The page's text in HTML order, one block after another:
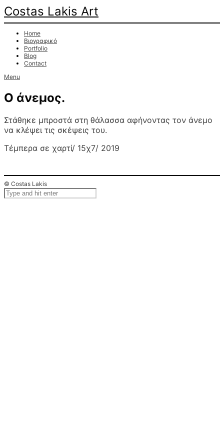
Costas Lakis Art
Home
Βιογραφικό
Portfolio
Blog
Contact
Menu
Ο άνεμος.
Στάθηκε μπροστά στη θάλασσα αφήνοντας τον άνεμο
να κλέψει τις σκέψεις του.
Τέμπερα σε χαρτί/ 15χ7/ 2019
© Costas Lakis